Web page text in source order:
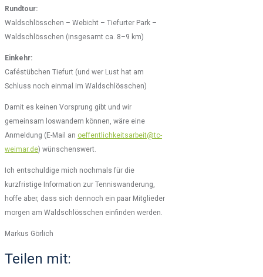
Rundtour:
Waldschlösschen – Webicht – Tiefurter Park –
Waldschlösschen (insgesamt ca. 8–9 km)
Einkehr:
Caféstübchen Tiefurt (und wer Lust hat am
Schluss noch einmal im Waldschlösschen)
Damit es keinen Vorsprung gibt und wir
gemeinsam loswandern können, wäre eine
Anmeldung (E-Mail an oeffentlichkeitsarbeit@tc-
weimar.de) wünschenswert.
Ich entschuldige mich nochmals für die
kurzfristige Information zur Tenniswanderung,
hoffe aber, dass sich dennoch ein paar Mitglieder
morgen am Waldschlösschen einfinden werden.
Markus Görlich
Teilen mit: